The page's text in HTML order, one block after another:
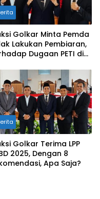
Golkar Minta Pemda
Lakukan Pembiaran,
Dugaan PETI di
Golkar Terima LPP
2025, Dengan 8
Apa Saja?